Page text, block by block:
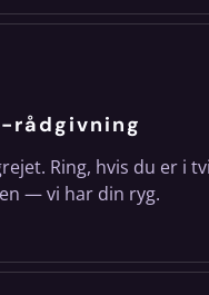
rådgivning
Ring, hvis du er i
— vi har din ryg.